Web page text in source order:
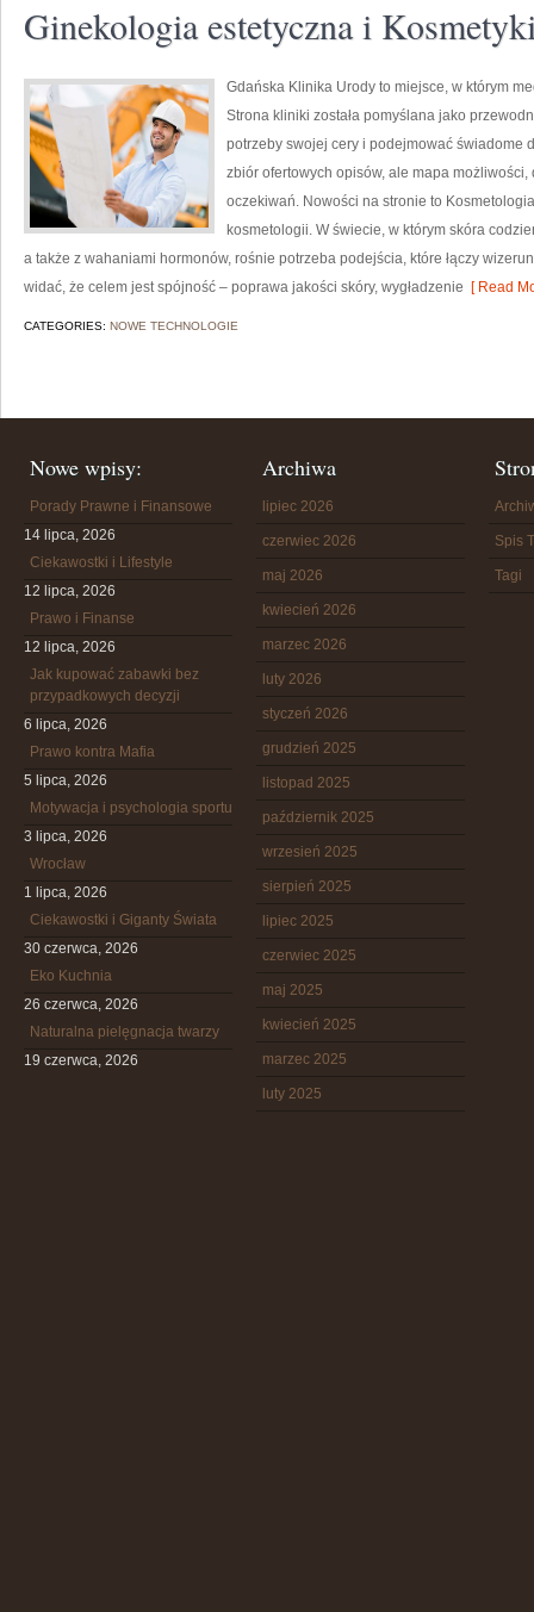
Ginekologia estetyczna i
Gdańska Klinika Urody to miejsce, w którym
Strona kliniki została pomyślana jako
potrzeby swojej cery i podejmować świadome
zbiór ofertowych opisów, ale mapa
oczekiwań. Nowości na stronie to
kosmetologii. W świecie, w którym skóra
a także z wahaniami hormonów, rośnie potrzeba podejścia, które łączy
widać, że celem jest spójność – poprawa jakości skóry, wygładzenie [ Read
CATEGORIES: NOWE TECHNOLOGIE
Nowe wpisy:
Porady Prawne i Finansowe
14 lipca, 2026
Ciekawostki i Lifestyle
12 lipca, 2026
Prawo i Finanse
12 lipca, 2026
Jak kupować zabawki bez
przypadkowych decyzji
6 lipca, 2026
Prawo kontra Mafia
5 lipca, 2026
Motywacja i psychologia sportu
3 lipca, 2026
Wrocław
1 lipca, 2026
Ciekawostki i Giganty Świata
30 czerwca, 2026
Eko Kuchnia
26 czerwca, 2026
Naturalna pielęgnacja twarzy
19 czerwca, 2026
Archiwa
lipiec 2026
czerwiec 2026
maj 2026
kwiecień 2026
marzec 2026
luty 2026
styczeń 2026
grudzień 2025
listopad 2025
październik 2025
wrzesień 2025
sierpień 2025
lipiec 2025
czerwiec 2025
maj 2025
kwiecień 2025
marzec 2025
luty 2025
Spis
Tagi